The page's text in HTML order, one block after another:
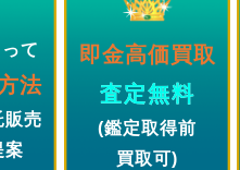
て
法
販売
案
即金高価買取
査定無料
(鑑定取得前
買取可)